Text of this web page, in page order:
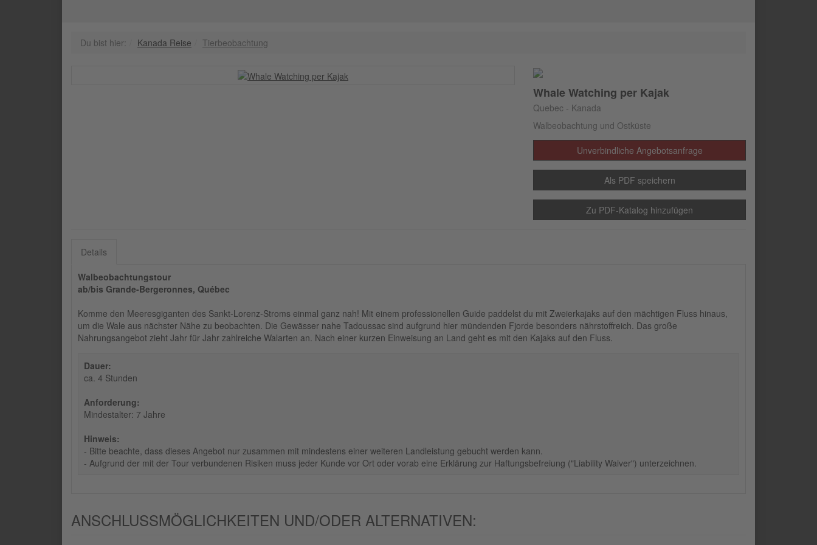
Du bist hier: Kanada Reise Tierbeobachtung
Whale Watching per Kajak
Quebec - Kanada
Walbeobachtung und Ostküste
Unverbindliche Angebotsanfrage
Als PDF speichern
Zu PDF-Katalog hinzufügen
Details
Walbeobachtungstour
ab/bis Grande-Bergeronnes, Québec
Komme den Meeresgiganten des Sankt-Lorenz-Stroms einmal ganz nah! Mit einem professionellen Guide paddelst du mit Zweierkajaks auf den mächtigen Fluss hinaus,
um die Wale aus nächster Nähe zu beobachten. Die Gewässer nahe Tadoussac sind aufgrund hier mündenden Fjorde besonders nährstoffreich. Das große
Nahrungsangebot zieht Jahr für Jahr zahlreiche Walarten an. Nach einer kurzen Einweisung an Land geht es mit den Kajaks auf den Fluss.
Dauer:
ca. 4 Stunden
Anforderung:
Mindestalter: 7 Jahre
Hinweis:
- Bitte beachte, dass dieses Angebot nur zusammen mit mindestens einer weiteren Landleistung gebucht werden kann.
- Aufgrund der mit der Tour verbundenen Risiken muss jeder Kunde vor Ort oder vorab eine Erklärung zur Haftungsbefreiung ("Liability Waiver") unterzeichnen.
ANSCHLUSSMÖGLICHKEITEN UND/ODER ALTERNATIVEN: